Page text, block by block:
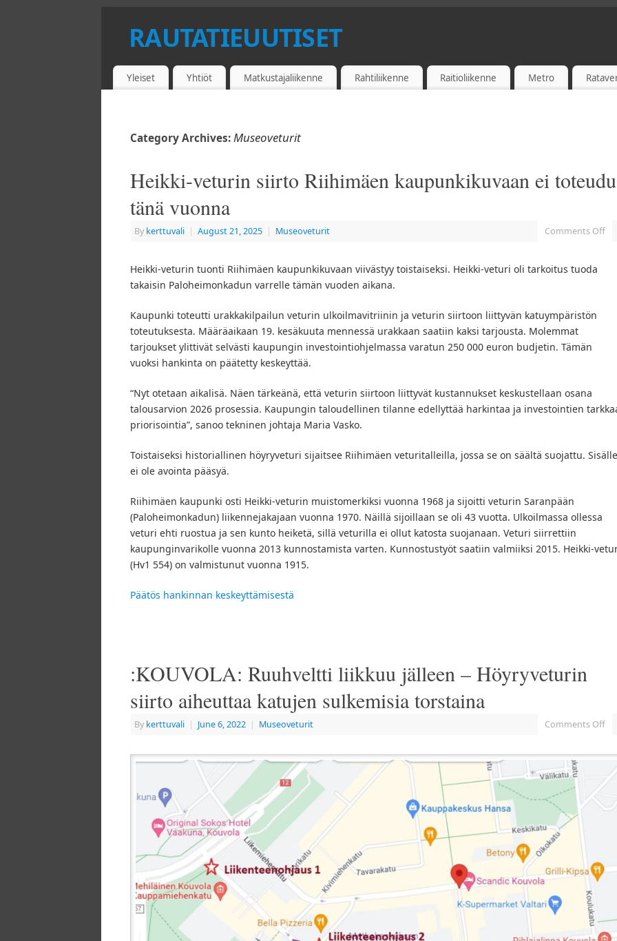
RAUTATIEUUTISET
Yleiset Yhtiöt Matkustajaliikenne Rahtiliikenne Raitioliikenne Metro
Category Archives:Museoveturit
Heikki-veturin siirto Riihimäen kaupunkikuvaan ei toteudu
tänä vuonna
By kerttuvali | August 21, 2025 | Museoveturit Comments Off
Heikki-veturin tuonti Riihimäen kaupunkikuvaan viivästyy toistaiseksi. Heikki-veturi oli tarkoitus tuoda
takaisin Paloheimonkadun varrelle tämän vuoden aikana.
Kaupunki toteutti urakkakilpailun veturin ulkoilmavitriinin ja veturin siirtoon liittyvän katuympäristön
toteutuksesta. Määräaikaan 19. kesäkuuta mennessä urakkaan saatiin kaksi tarjousta. Molemmat
tarjoukset ylittivät selvästi kaupungin investointiohjelmassa varatun 250 000 euron budjetin. Tämän
vuoksi hankinta on päätetty keskeyttää.
“Nyt otetaan aikalisä. Näen tärkeänä, että veturin siirtoon liittyvät kustannukset keskustellaan osana
talousarvion 2026 prosessia. Kaupungin taloudellinen tilanne edellyttää harkintaa ja investointien
priorisointia”, sanoo tekninen johtaja Maria Vasko.
Toistaiseksi historiallinen höyryveturi sijaitsee Riihimäen veturitalleilla, jossa se on säältä suojattu. Sisälle
ei ole avointa pääsyä.
Riihimäen kaupunki osti Heikki-veturin muistomerkiksi vuonna 1968 ja sijoitti veturin Saranpään
(Paloheimonkadun) liikennejakajaan vuonna 1970. Näillä sijoillaan se oli 43 vuotta. Ulkoilmassa ollessa
veturi ehti ruostua ja sen kunto heiketä, sillä veturilla ei ollut katosta suojanaan. Veturi siirrettiin
kaupunginvarikolle vuonna 2013 kunnostamista varten. Kunnostustyöt saatiin valmiiksi 2015. Heikki-
(Hv1 554) on valmistunut vuonna 1915.
Päätös hankinnan keskeyttämisestä
:KOUVOLA: Ruuhveltti liikkuu jälleen – Höyryveturin
siirto aiheuttaa katujen sulkemisia torstaina
By kerttuvali | June 6, 2022 | Museoveturit Comments Off